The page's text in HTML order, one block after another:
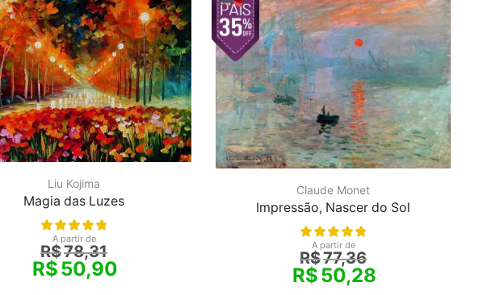
Liu Kojima
Magia das Luzes
A partir de
R$78,31
R$50,90
Claude Monet
Impressão, Nascer do Sol
A partir de
R$77,36
R$50,28